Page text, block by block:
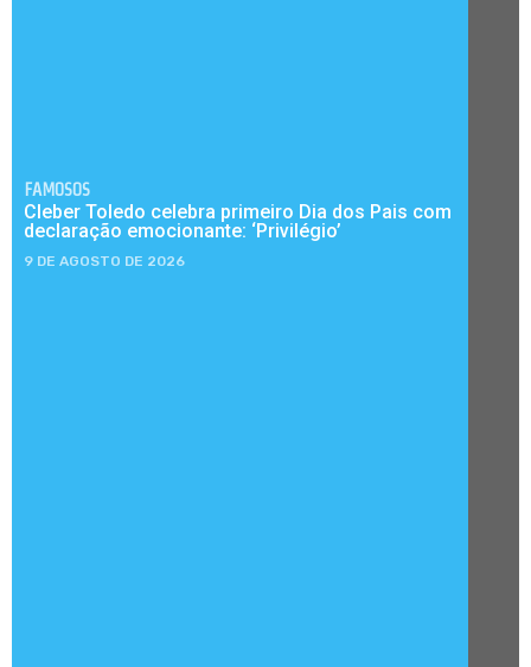
FAMOSOS
Cleber Toledo celebra primeiro Dia dos Pais com
declaração emocionante: ‘Privilégio’
9 DE AGOSTO DE 2026